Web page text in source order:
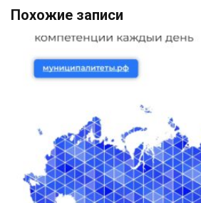
Похожие записи